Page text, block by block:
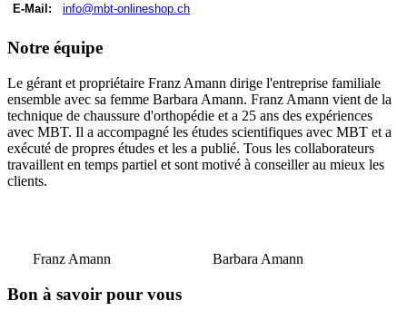
E-Mail: info@mbt-onlineshop.ch
Notre équipe
Le gérant et propriétaire Franz Amann dirige l'entreprise familiale
ensemble avec sa femme Barbara Amann. Franz Amann vient de la
technique de chaussure d'orthopédie et a 25 ans des expériences
avec MBT. Il a accompagné les études scientifiques avec MBT et a
exécuté de propres études et les a publié. Tous les collaborateurs
travaillent en temps partiel et sont motivé à conseiller au mieux les
clients.
Franz Amann Barbara Amann
Bon à savoir pour vous